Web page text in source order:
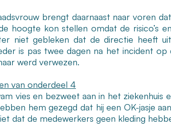
brengt daarnaast naar voren
hoogte kon stellen omdat de risico’s
niet gebleken dat de directie heeft
is pas twee dagen na het incident
werd verwezen.
van onderdeel 4
vies en bezweet aan in het
hem gezegd dat hij een OK-jasje
dat de medewerkers geen kleding